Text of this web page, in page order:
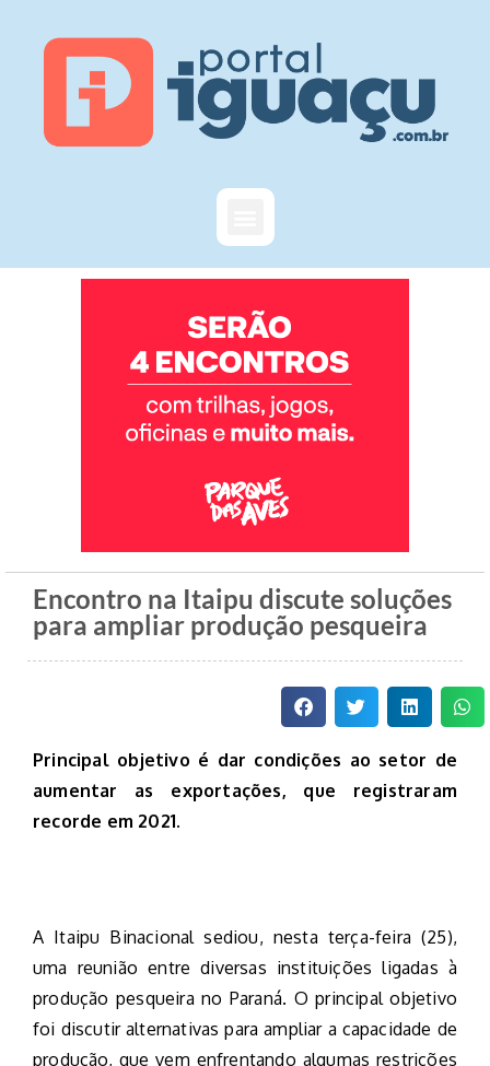
Encontro na Itaipu discute soluções
para ampliar produção pesqueira
Principal objetivo é dar condições ao setor de
aumentar as exportações, que registraram
recorde em 2021.
A Itaipu Binacional sediou, nesta terça-feira (25),
uma reunião entre diversas instituições ligadas à
produção pesqueira no Paraná. O principal objetivo
foi discutir alternativas para ampliar a capacidade de
produção, que vem enfrentando algumas restrições